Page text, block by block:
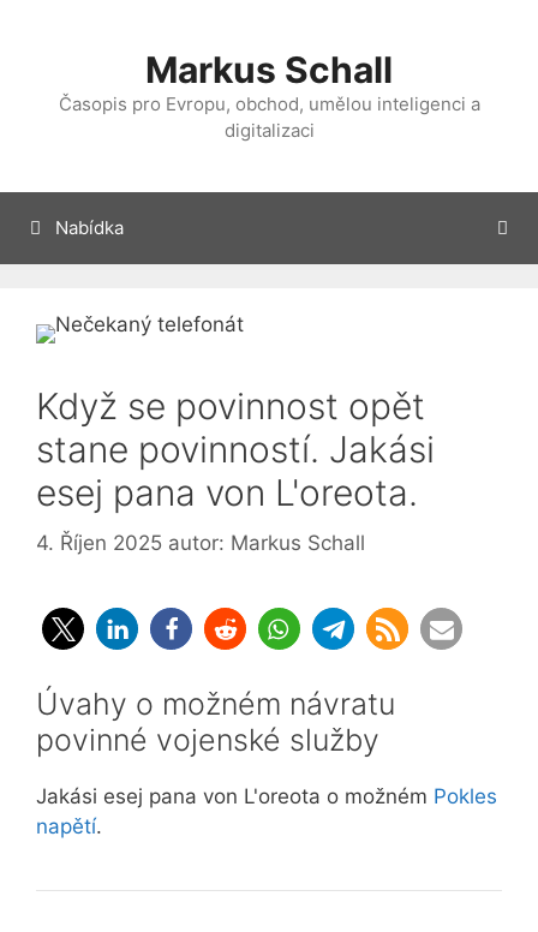
Markus Schall
Časopis pro Evropu, obchod, umělou inteligenci a
digitalizaci
Nabídka
Když se povinnost opět
stane povinností. Jakási
esej pana von L'oreota.
4. Říjen 2025 autor: Markus Schall
Úvahy o možném návratu
povinné vojenské služby
Jakási esej pana von L'oreota o možném Pokles
napětí.